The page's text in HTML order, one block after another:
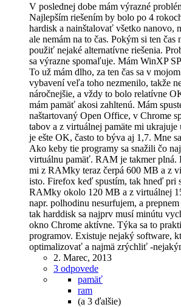
V poslednej dobe mám výrazné
Najlepším riešením by bolo po 4
hardisk a nainštalovať všetko nanovo,
ale nemám na to čas. Pokým si ten čas
použiť nejaké alternatívne riešenia.
sa výrazne spomaľuje. Mám WinXP
To už mám dlho, za ten čas sa v
vybavení veľa toho nezmenilo, takže
náročnejšie, a vždy to bolo relatívne
mám pamäť akosi zahltenú. Mám
naštartovaný Open Office, v Chrome
tabov a z virtuálnej pamäte mi
je ešte OK, často to býva aj 1,7. Mne
Ako keby tie programy sa snažili čo
virtuálnu pamäť. RAM je takmer plná.
mi z RAMky teraz čerpá 600 MB a z
isto. Firefox keď spustím, tak hneď pri
RAMky okolo 120 MB a z virtuálnej
napr. polhodinu nesurfujem, a
tak harddisk sa najprv musí minútu
okno Chrome aktívne. Týka sa to
programov. Existuje nejaký software,
optimalizovať a najmä zrýchliť -
2. Marec, 2013
3 odpovede
pamäť
ram
(a 3 ďalšie)